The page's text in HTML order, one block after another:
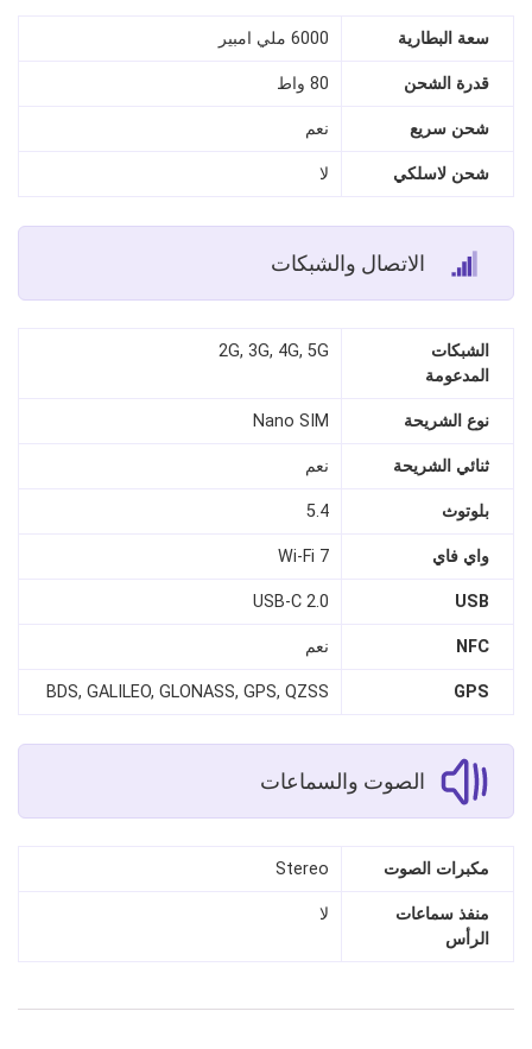
سعة البطارية 6000 ملي امبير
قدرة الشحن 80 واط
شحن سريع نعم
شحن لاسلكي لا
الاتصال والشبكات
الشبكات
المدعومة
2G, 3G, 4G, 5G
نوع الشريحة Nano SIM
ثنائي الشريحة نعم
بلوتوث 5.4
واي فاي Wi‑Fi 7
USB
USB‑C 2.0
NFC نعم
GPS
BDS, GALILEO, GLONASS, GPS, QZSS
الصوت والسماعات
مكبرات الصوت Stereo
منفذ سماعات
الرأس
لا